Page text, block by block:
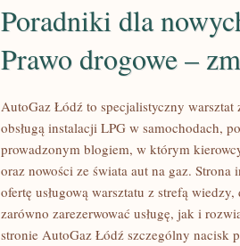
Poradniki dla
Prawo drogowe –
AutoGaz Łódź to specjalistyczny warsztat
obsługą instalacji LPG w samochodach,
prowadzonym blogiem, w którym
oraz nowości ze świata aut na gaz.
ofertę usługową warsztatu z strefą
zarówno zarezerwować usługę, jak i
stronie AutoGaz Łódź szczególny nacisk